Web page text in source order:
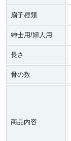
扇子種類
紳士用/婦人用
長さ
骨の数
商品内容